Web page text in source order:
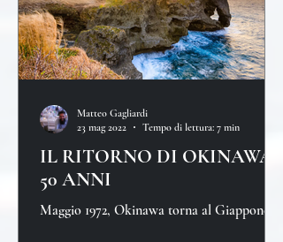
IL RITORNO DI OKINAWA,
50 ANNI
Maggio 1972, Okinawa torna al Giappone
Matteo Gagliardi
23 mag 2022
Tempo di lettura: 7 min